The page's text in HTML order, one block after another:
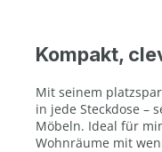
Kompakt,
Mit seinem
in jede Steckdose –
Möbeln. Ideal für
Wohnräume mit